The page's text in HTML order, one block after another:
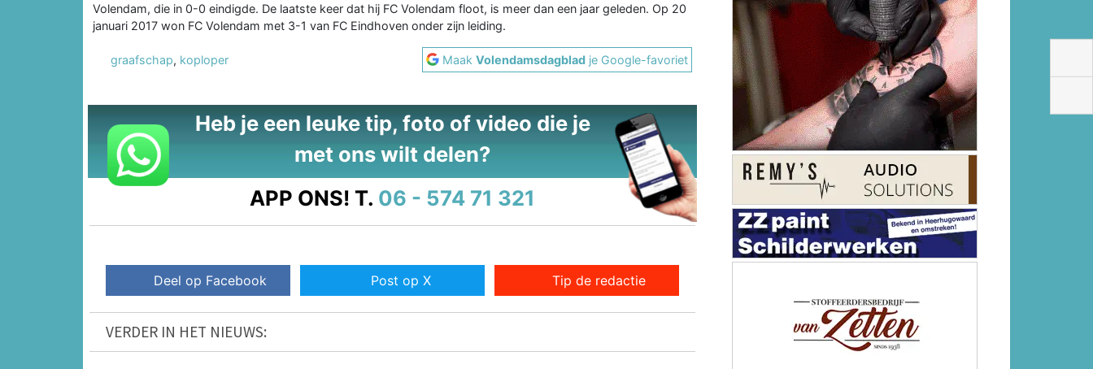
Volendam, die in 0-0 eindigde. De laatste keer dat hij FC Volendam floot, is meer dan een jaar geleden. Op 20
januari 2017 won FC Volendam met 3-1 van FC Eindhoven onder zijn leiding.
graafschap, koploper MaakVolendamsdagblad je Google-favoriet
Heb je een leuke tip, foto of video die je
met ons wilt delen?
APP ONS! T. 06 - 574 71 321
Deel op Facebook Post op X Tip de redactie
VERDER IN HET NIEUWS: